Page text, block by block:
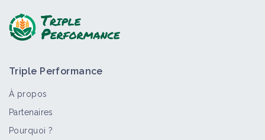
Triple Performance
À propos
Partenaires
Pourquoi ?